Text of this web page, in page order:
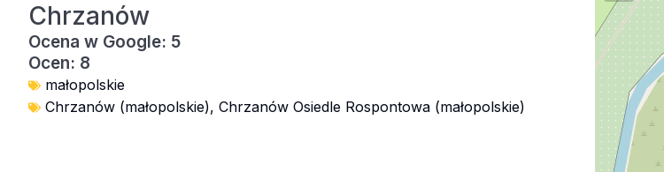
Chrzanów
Ocena w Google: 5
Ocen: 8
małopolskie
Chrzanów (małopolskie), Chrzanów Osiedle Rospontowa (małopolskie)